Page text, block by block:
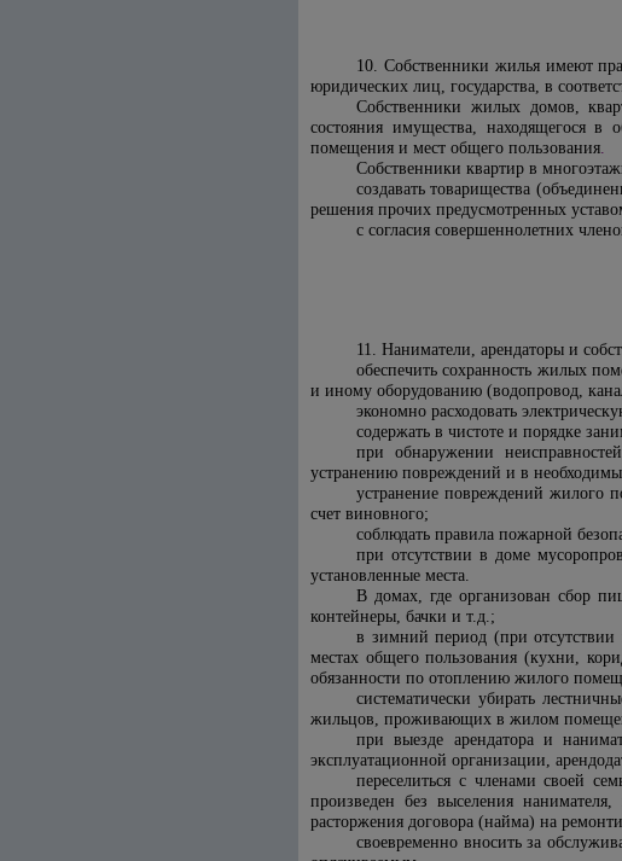
10. Собственники жилья имеют
юридических лиц, государства, в
Собственники жилых домов,
состояния имущества, находящегося
помещения и мест общего пользования.
Собственники квартир в
создавать товарищества
решения прочих предусмотренных
с согласия совершеннолетних
11. Наниматели, арендаторы и
обеспечить сохранность жилых
и иному оборудованию (водопровод,
экономно расходовать
содержать в чистоте и порядке
при обнаружении
устранению повреждений и в
устранение повреждений жилого
счет виновного;
соблюдать правила пожарной
при отсутствии в доме
установленные места.
В домах, где организован сбор
контейнеры, бачки и т.д.;
в зимний период (при отсутствии
местах общего пользования (кухни,
обязанности по отоплению жилого
систематически убирать
жильцов, проживающих в жилом
при выезде арендатора и
эксплуатационной организации,
переселиться с членами своей
произведен без выселения
расторжения договора (найма) на
своевременно вносить за